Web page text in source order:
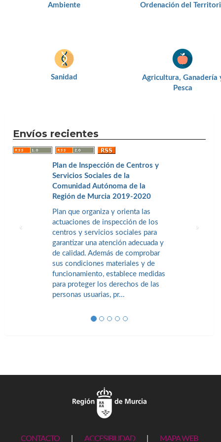
Ambiente Ordenación del
Sanidad
Agricultura, Ganadería
Pesca
Envíos recientes
Plan de Inspección de Centros y
Servicios Sociales de la
Comunidad Autónoma de la
Región de Murcia 2019-2020
Plan que organiza y orienta las
actuaciones de inspección de los
centros y servicios sociales para
garantizar una atención adecuada y
de calidad. Además de comprobar
sus condiciones materiales y de
funcionamiento, establece medidas
para proteger los derechos de las
personas usuarias, pr...
CONTACTO ACCESIBILIDAD
MAPA WEB